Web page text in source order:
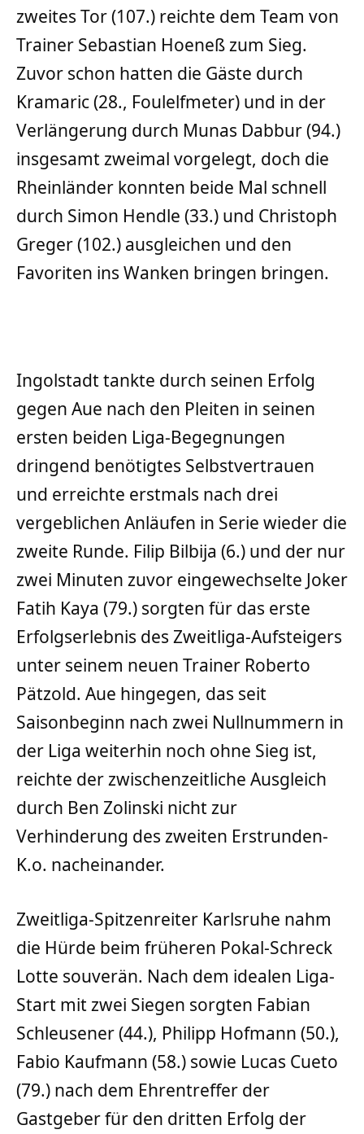
zweites Tor (107.) reichte dem Team von
Trainer Sebastian Hoeneß zum Sieg.
Zuvor schon hatten die Gäste durch
Kramaric (28., Foulelfmeter) und in der
Verlängerung durch Munas Dabbur (94.)
insgesamt zweimal vorgelegt, doch die
Rheinländer konnten beide Mal schnell
durch Simon Hendle (33.) und Christoph
Greger (102.) ausgleichen und den
Favoriten ins Wanken bringen bringen.
Ingolstadt tankte durch seinen Erfolg
gegen Aue nach den Pleiten in seinen
ersten beiden Liga-Begegnungen
dringend benötigtes Selbstvertrauen
und erreichte erstmals nach drei
vergeblichen Anläufen in Serie wieder die
zweite Runde. Filip Bilbija (6.) und der nur
zwei Minuten zuvor eingewechselte Joker
Fatih Kaya (79.) sorgten für das erste
Erfolgserlebnis des Zweitliga-Aufsteigers
unter seinem neuen Trainer Roberto
Pätzold. Aue hingegen, das seit
Saisonbeginn nach zwei Nullnummern in
der Liga weiterhin noch ohne Sieg ist,
reichte der zwischenzeitliche Ausgleich
durch Ben Zolinski nicht zur
Verhinderung des zweiten Erstrunden-
K.o. nacheinander.
Zweitliga-Spitzenreiter Karlsruhe nahm
die Hürde beim früheren Pokal-Schreck
Lotte souverän. Nach dem idealen Liga-
Start mit zwei Siegen sorgten Fabian
Schleusener (44.), Philipp Hofmann (50.),
Fabio Kaufmann (58.) sowie Lucas Cueto
(79.) nach dem Ehrentreffer der
Gastgeber für den dritten Erfolg der